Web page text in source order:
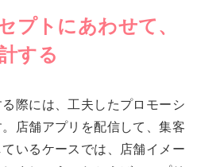
プトにあわせて、
する
際には、工夫したプロモーシ
店舗アプリを配信して、集客
いるケースでは、店舗イメー